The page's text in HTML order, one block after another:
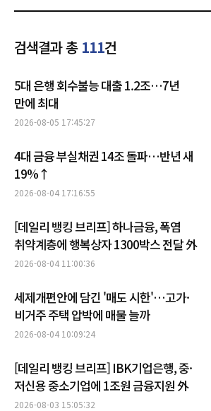
검색결과 총 111건
5대 은행 회수불능 대출 1.2조…7년
만에 최대
2026-08-05 17:45:27
4대 금융 부실채권 14조 돌파…반년 새
19%↑
2026-08-04 17:16:55
[데일리 뱅킹 브리프] 하나금융, 폭염
취약계층에 행복상자 1300박스 전달 外
2026-08-04 11:00:36
세제개편안에 담긴 '매도 시한'…고가·
비거주 주택 압박에 매물 늘까
2026-08-04 10:09:24
[데일리 뱅킹 브리프] IBK기업은행, 중·
저신용 중소기업에 1조원 금융지원 外
2026-08-03 15:05:32